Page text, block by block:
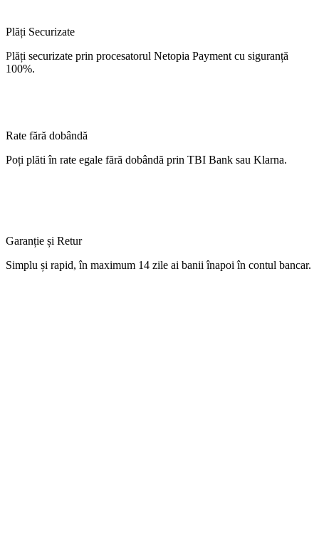
Plăți Securizate
Plăți securizate prin procesatorul Netopia Payment cu siguranță
100%.
Rate fără dobândă
Poți plăti în rate egale fără dobândă prin TBI Bank sau Klarna.
Garanție și Retur
Simplu și rapid,în maximum 14 zile ai banii înapoi în contul bancar.